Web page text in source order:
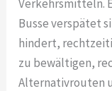
Verkehrsmitteln.
Busse verspätet
hindert,
zu bewältigen,
Alternativrouten